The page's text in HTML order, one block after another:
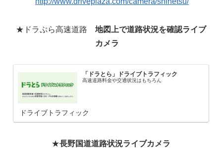
★ドラぷら高速道路 地図上で道路状況を確認ライブ
カメラ
「ドラとら」ドライブトラフィック
高速道路料金や交通状況はもちろん
ドライブトラフィック
★長野国道道路状況ライブカメラ